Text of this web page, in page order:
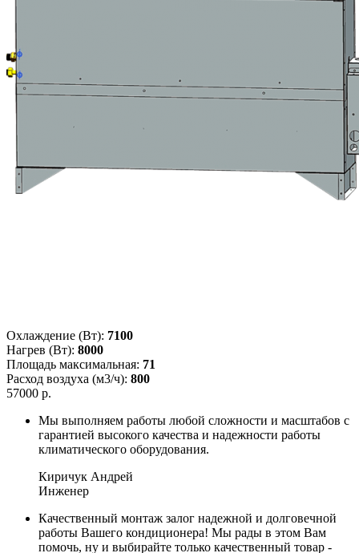
Охлаждение (Вт): 7100
Нагрев (Вт): 8000
Площадь максимальная: 71
Расход воздуха (м3/ч): 800
57000 р.
Мы выполняем работы любой сложности и масштабов с
гарантией высокого качества и надежности работы
климатического оборудования.
Киричук Андрей
Инженер
Качественный монтаж залог надежной и долговечной
работы Вашего кондиционера! Мы рады в этом Вам
помочь, ну и выбирайте только качественный товар -